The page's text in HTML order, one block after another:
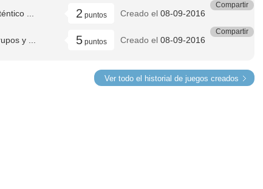
... 2puntos Creado el 08-09-2016
Compartir
y ... 5puntos Creado el 08-09-2016
Compartir
Ver todo el historial de juegos creados